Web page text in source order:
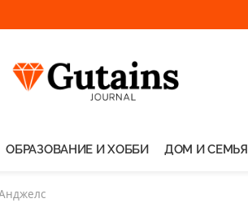
ОБРАЗОВАНИЕ И ХОББИ ДОМ И СЕМЬЯ